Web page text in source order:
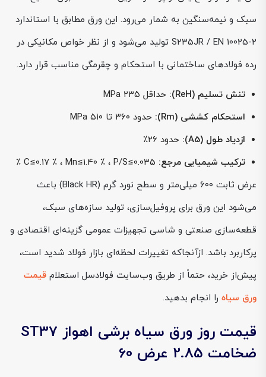
سبک و نیمه‌سنگین به شمار می‌رود. این ورق مطابق با استاندارد
S235JR / EN 10025-2 تولید می‌شود و از نظر خواص مکانیکی در
رده فولادهای ساختمانی با استحکام و چقرمگی مناسب قرار دارد.
تنش تسلیم (ReH):
حداقل ۲۳۵ MPa
استحکام کششی (Rm):
حدود ۳۶۰ تا ۵۱۰ MPa
ازدیاد طول (A5):
حدود ۲۶٪
ترکیب شیمیایی مرجع:
عرض ثابت ۶۰۰ میلی‌متر و سطح نورد گرم (Black HR) باعث
می‌شود این ورق برای پروفیل‌سازی، تولید سازه‌های سبک،
قطعه‌سازی صنعتی و شاسی تجهیزات عمومی گزینه‌ای اقتصادی و
پرکاربرد باشد. ازآنجاکه تغییرات لحظه‌ای بازار فولاد شدید است،
پیش‌از خرید، حتماً از طریق وب‌سایت فولادسل استعلام قیمت
ورق سیاه را انجام بدهید.
قیمت روز ورق سیاه برشی اهواز ST37
ضخامت 2.85 عرض 60